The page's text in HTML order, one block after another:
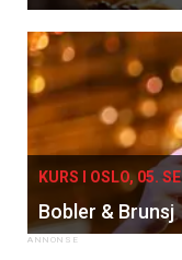
KURS I OSLO, 05.
Bobler & Brunsj